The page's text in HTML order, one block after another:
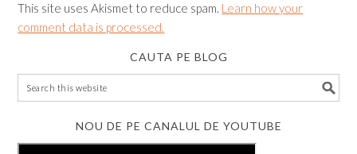
This site uses Akismet to reduce spam. Learn how your
comment data is processed.
CAUTA PE BLOG
NOU DE PE CANALUL DE YOUTUBE